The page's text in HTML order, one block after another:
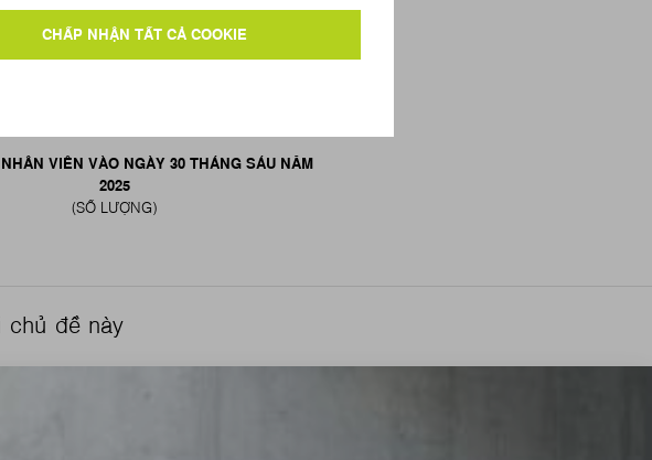
VIÊN VÀO NGÀY 30 THÁNG SÁU NĂM
2025
(SỐ LƯỢNG)
chủ đề này